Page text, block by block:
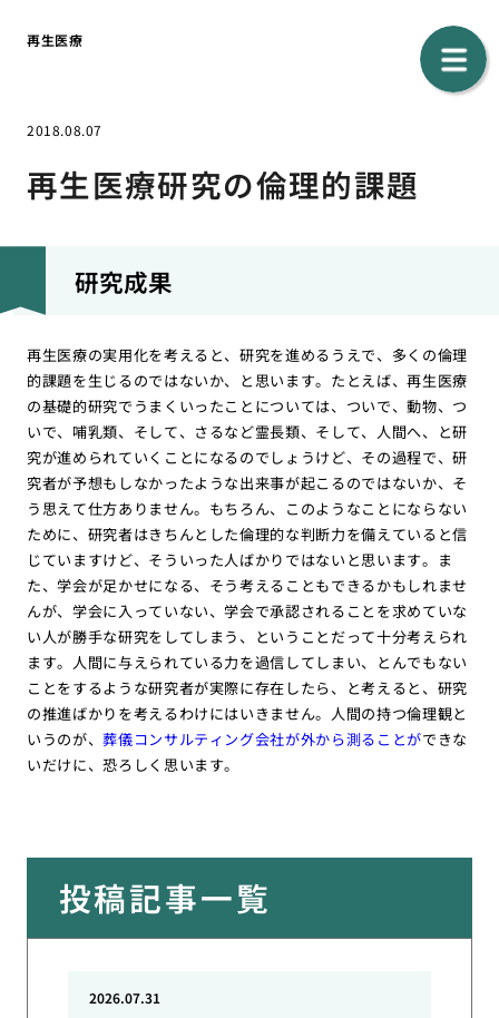
再生医療
2018.08.07
再生医療研究の倫理的課題
研究成果
再生医療の実用化を考えると、研究を進めるうえで、多くの倫理
的課題を生じるのではないか、と思います。たとえば、再生医療
の基礎的研究でうまくいったことについては、ついで、動物、つ
いで、哺乳類、そして、さるなど霊長類、そして、人間へ、と研
究が進められていくことになるのでしょうけど、その過程で、研
究者が予想もしなかったような出来事が起こるのではないか、そ
う思えて仕方ありません。もちろん、このようなことにならない
ために、研究者はきちんとした倫理的な判断力を備えていると信
じていますけど、そういった人ばかりではないと思います。ま
た、学会が足かせになる、そう考えることもできるかもしれませ
んが、学会に入っていない、学会で承認されることを求めていな
い人が勝手な研究をしてしまう、ということだって十分考えられ
ます。人間に与えられている力を過信してしまい、とんでもない
ことをするような研究者が実際に存在したら、と考えると、研究
の推進ばかりを考えるわけにはいきません。人間の持つ倫理観と
いうのが、葬儀コンサルティング会社が外から測ることができな
いだけに、恐ろしく思います。
投稿記事一覧
2026.07.31